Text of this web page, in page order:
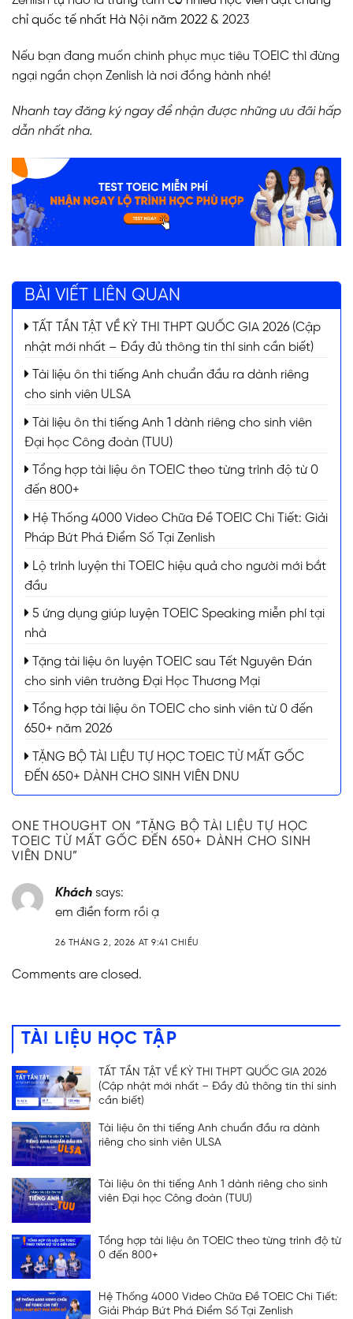
chỉ quốc tế nhất Hà Nội năm 2022 & 2023
Nếu bạn đang muốn chinh phục mục tiêu TOEIC thì đừng
ngại ngần chọn Zenlish là nơi đồng hành nhé!
Nhanh tay đăng ký ngay để nhận được những ưu đãi hấp
dẫn nhất nha.
BÀI VIẾT LIÊN QUAN
TẤT TẦN TẬT VỀ KỲ THI THPT QUỐC GIA 2026 (Cập
nhật mới nhất – Đầy đủ thông tin thí sinh cần biết)
Tài liệu ôn thi tiếng Anh chuẩn đầu ra dành riêng
cho sinh viên ULSA
Tài liệu ôn thi tiếng Anh 1 dành riêng cho sinh viên
Đại học Công đoàn (TUU)
Tổng hợp tài liệu ôn TOEIC theo từng trình độ từ 0
đến 800+
Hệ Thống 4000 Video Chữa Đề TOEIC Chi Tiết: Giải
Pháp Bứt Phá Điểm Số Tại Zenlish
Lộ trình luyện thi TOEIC hiệu quả cho người mới bắt
đầu
5 ứng dụng giúp luyện TOEIC Speaking miễn phí tại
nhà
Tặng tài liệu ôn luyện TOEIC sau Tết Nguyên Đán
cho sinh viên trường Đại Học Thương Mại
Tổng hợp tài liệu ôn TOEIC cho sinh viên từ 0 đến
650+ năm 2026
TẶNG BỘ TÀI LIỆU TỰ HỌC TOEIC TỪ MẤT GỐC
ĐẾN 650+ DÀNH CHO SINH VIÊN DNU
ONE THOUGHT ON “
TẶNG BỘ TÀI LIỆU TỰ HỌC
TOEIC TỪ MẤT GỐC ĐẾN 650+ DÀNH CHO SINH
VIÊN DNU”
Khách says:
em điền form rồi ạ
26 THÁNG 2, 2026 AT 9:41 CHIỀU
Comments are closed.
TÀI LIỆU HỌC TẬP
TẤT TẦN TẬT VỀ KỲ THI THPT QUỐC GIA 2026
(Cập nhật mới nhất – Đầy đủ thông tin thí sinh
cần biết)
Tài liệu ôn thi tiếng Anh chuẩn đầu ra dành
riêng cho sinh viên ULSA
Tài liệu ôn thi tiếng Anh 1 dành riêng cho sinh
viên Đại học Công đoàn (TUU)
Tổng hợp tài liệu ôn TOEIC theo từng trình độ từ
0 đến 800+
Hệ Thống 4000 Video Chữa Đề TOEIC Chi Tiết:
Giải Pháp Bứt Phá Điểm Số Tại Zenlish